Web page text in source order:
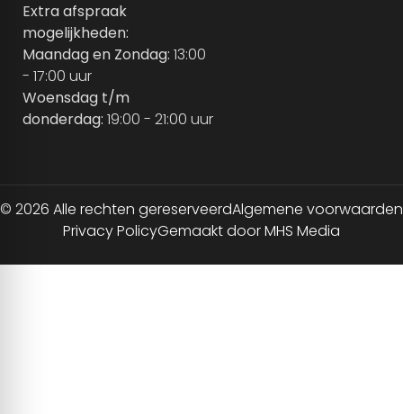
Extra afspraak
mogelijkheden:
Maandag en Zondag: 13:00
- 17:00 uur
Woensdag t/m
donderdag: 19:00 - 21:00 uur
© 2026 Alle rechten gereserveerdAlgemene voorwaarden
Privacy PolicyGemaakt door MHS Media